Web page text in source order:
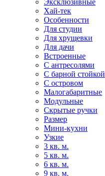
Эксклюзивные
Хай-тек
Особенности
Для студии
Для хрущевки
Для дачи
Встроенные
С антресолями
С барной стойкой
С островом
Малогабаритные
Модульные
Скрытые ручки
Размер
Мини-кухни
Узкие
3 кв. м.
5 кв. м.
6 кв. м.
9 кв. м.